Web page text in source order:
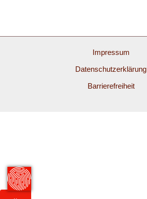
Impressum
Datenschutzerklärung
Barrierefreiheit